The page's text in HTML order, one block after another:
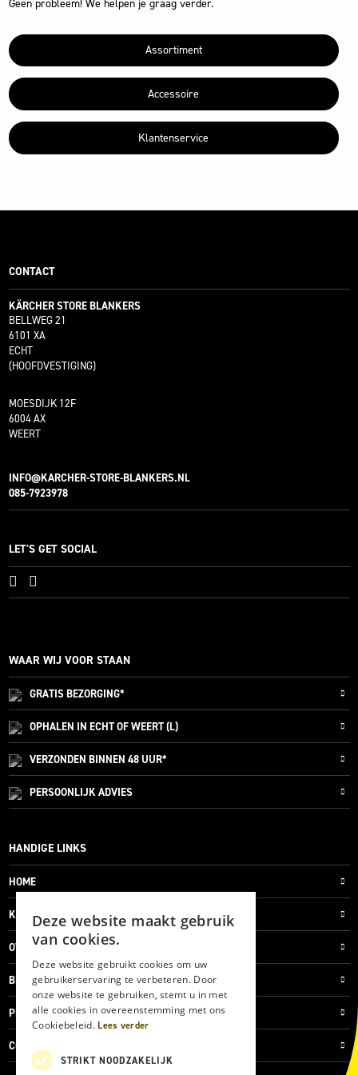
Geen probleem! We helpen je graag verder.
Assortiment
Accessoire
Klantenservice
CONTACT
KÄRCHER STORE BLANKERS
BELLWEG 21
6101 XA
ECHT
(HOOFDVESTIGING)
MOESDIJK 12F
6004 AX
WEERT
INFO@KARCHER-STORE-BLANKERS.NL
085-7923978
LET'S GET SOCIAL
WAAR WIJ VOOR STAAN
GRATISBEZORGING*
OPHALEN IN ECHT OF WEERT (L)
VERZONDEN BINNEN 48 UUR*
PERSOONLIJKADVIES
HANDIGE LINKS
HOME
KLANTENSERVICE
OVER ONS
BLOG
PRIVACYVERKLARING
COOKIES
Deze website maakt gebruik
van cookies.
Deze website gebruikt cookies om uw
gebruikerservaring te verbeteren. Door
onze website te gebruiken, stemt u in met
alle cookies in overeenstemming met ons
Cookiebeleid.Lees verder
STRIKT NOODZAKELIJK